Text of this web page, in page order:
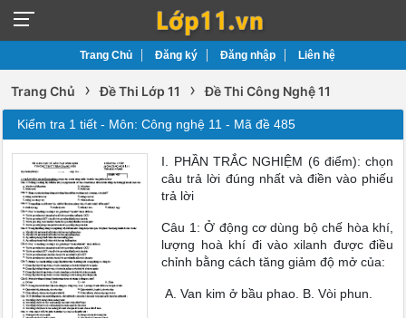
Trang Chủ Đăng ký Đăng nhập Liên hệ
Trang Chủ › Đề Thi Lớp 11 › Đề Thi Công Nghệ 11
Kiểm tra 1 tiết - Môn: Công nghệ 11 - Mã đề 485
I. PHẦN TRẮC NGHIỆM (6 điểm): chọn
câu trả lời đúng nhất và điền vào phiếu
trả lời
Câu 1: Ở động cơ dùng bộ chế hòa khí,
lượng hoà khí đi vào xilanh được điều
chỉnh bằng cách tăng giảm độ mở của:
A. Van kim ở bầu phao. B. Vòi phun.